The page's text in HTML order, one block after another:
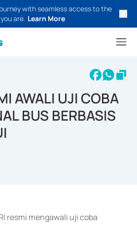
with seamless access to the
are. Learn More
AWALI UJI COBA
BUS BERBASIS
resmi mengawali uji coba